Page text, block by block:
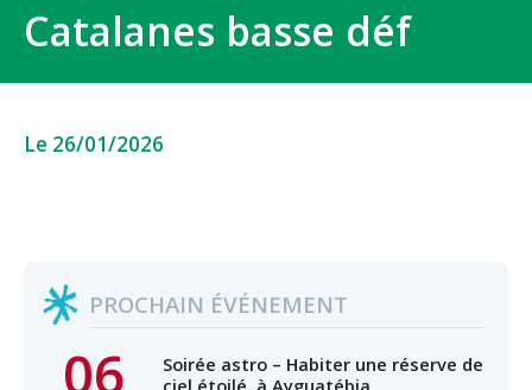
Catalanes basse déf
Le 26/01/2026
PROCHAIN ÉVÉNEMENT
06
Soirée astro – Habiter une réserve de
ciel étoilé, à Ayguatébia